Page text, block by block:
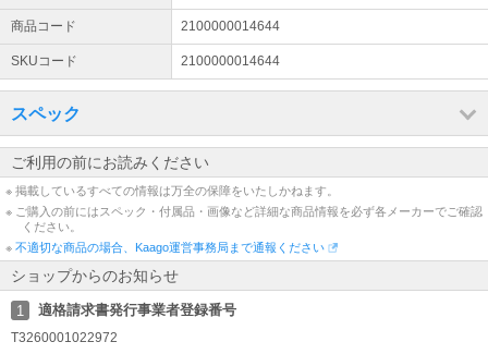
●別売りナイロンカッタ使用可能
畦草や圃場まわりの比較的柔らかい草、障害物や小石の多い場所、壁際の草を
●ハンドル形状：両手ハンドル
腕に掛かる負担が少なく平地でのハードな作業向け。
●レバータイプ：ゼノア独自のSTレバー
固定レバーでアクセル開度を決め、トリガーレバーを握ると開度が固定、離す
とアイドルに戻る仕組みで、安全と使いやすさを追求したレバー。
●DC デュアルチョーク
冷態時の始動性・加速性能を向上させたゼノア独自の新機構です。
●STRATO CHARGED(R)
環境に対応したストラト・チャージド(R)エンジンを搭載しています。
●低振動
商品コード 2100000014644
SKUコード 2100000014644
スペック
ご利用の前にお読みください
※ 掲載しているすべての情報は万全の保障をいたしかねます。
※ ご購入の前にはスペック・付属品・画像など詳細な商品情報を必ず各メーカーでご確認
ください。
※ 不適切な商品の場合、Kaago運営事務局まで通報ください
ショップからのお知らせ
1 適格請求書発行事業者登録番号
T3260001022972